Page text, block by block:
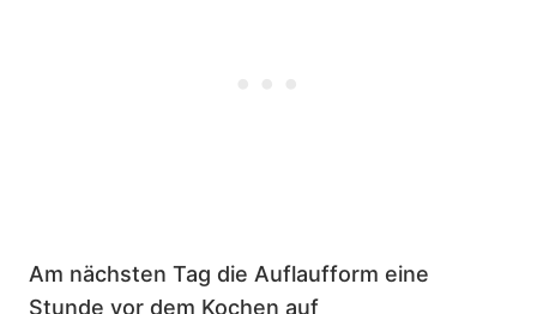
Am nächsten Tag die Auflaufform eine
Stunde vor dem Kochen auf